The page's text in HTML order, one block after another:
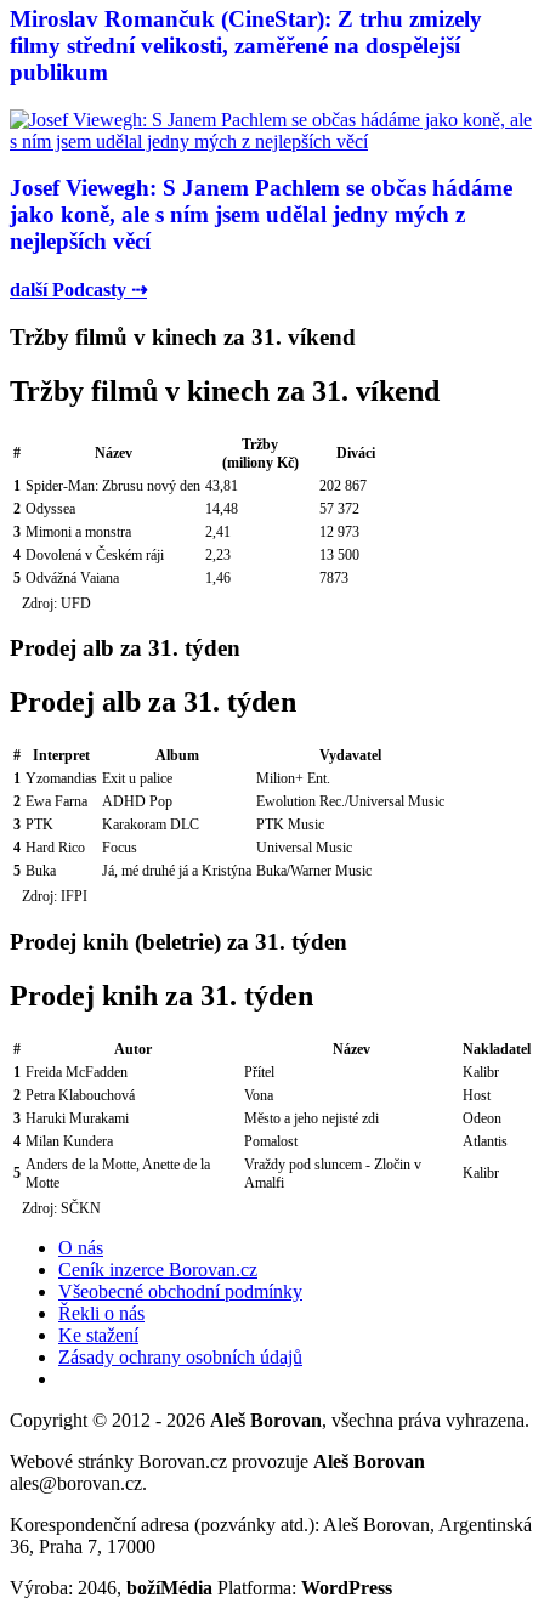
Miroslav Romančuk (CineStar): Z trhu zmizely
filmy střední velikosti, zaměřené na dospělejší
publikum
Josef Viewegh: S Janem Pachlem se občas hádáme
jako koně, ale s ním jsem udělal jedny mých z
nejlepších věcí
další Podcasty ⇢
Tržby filmů v kinech za 31. víkend
Tržby filmů v kinech za 31. víkend
# Název
Tržby
(miliony Kč)
Diváci
1 Spider-Man: Zbrusu nový den 43,81
202 867
2 Odyssea 14,48
57 372
3 Mimoni a monstra 2,41
12 973
4 Dovolená v Českém ráji 2,23
13 500
5 Odvážná Vaiana 1,46
7873
Zdroj: UFD
Prodej alb za 31. týden
Prodej alb za 31. týden
# Interpret Album
Vydavatel
1 Yzomandias Exit u palice
Milion+ Ent.
2 Ewa Farna ADHD Pop
Ewolution Rec./Universal Music
3 PTK Karakoram DLC
PTK Music
4 Hard Rico Focus
Universal Music
5 Buka Já, mé druhé já a Kristýna Buka/Warner Music
Zdroj: IFPI
Prodej knih (beletrie) za 31. týden
Prodej knih za 31. týden
# Autor Název
Nakladatel
1 Freida McFadden Přítel
Kalibr
2 Petra Klabouchová Vona
Host
3 Haruki Murakami Město a jeho nejisté zdi
Odeon
4 Milan Kundera Pomalost
Atlantis
5 Anders de la Motte, Anette de la
Motte
Vraždy pod sluncem - Zločin v
Amalfi
Kalibr
Zdroj: SČKN
O nás
Ceník inzerce Borovan.cz
Všeobecné obchodní podmínky
Řekli o nás
Ke stažení
Zásady ochrany osobních údajů
Copyright © 2012 - 2026 Aleš Borovan, všechna práva vyhrazena.
Webové stránky Borovan.cz provozuje Aleš Borovan
ales@borovan.cz.
Korespondenční adresa (pozvánky atd.): Aleš Borovan, Argentinská
36, Praha 7, 17000
Výroba: 2046, božíMédia Platforma: WordPress